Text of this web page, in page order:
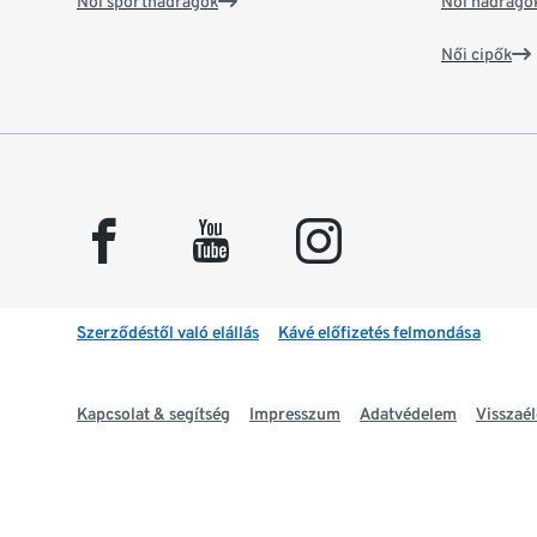
Női cipők
facebook youtube instagram
Szerződéstől való elállás Kávé előfizetés felmondása
Kapcsolat & segítség Impresszum Adatvédelem